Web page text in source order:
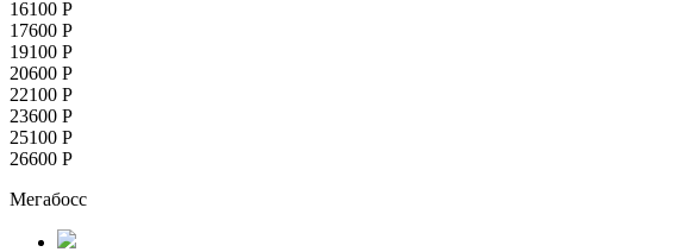
16100 Р
17600 Р
19100 Р
20600 Р
22100 Р
23600 Р
25100 Р
26600 Р
Мегабосс